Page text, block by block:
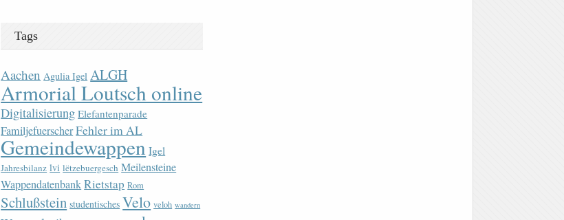
Tags
Aachen Agulia Igel ALGH
Armorial Loutsch online
Digitalisierung Elefantenparade
FamiljefuerscherFehler im AL
Gemeindewappen Igel
Jahresbilanz lvi lëtzebuergesch Meilensteine
WappendatenbankRietstap Rom
Schlußstein studentisches Velo veloh wandern